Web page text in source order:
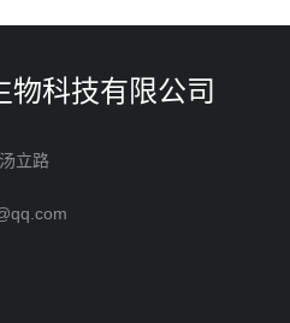
物科技有限公司
立路